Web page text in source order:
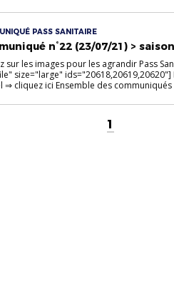
PASS SANITAIRE
n°22 (23/07/21) >
sur les images pour les agrandir Pass
size="large" ids="20618,20619,20620"]
⇒ cliquez ici Ensemble des
1